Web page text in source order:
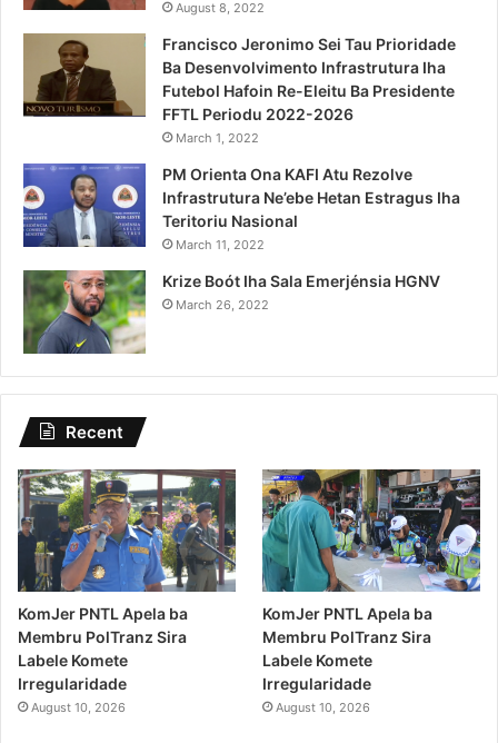
August 8, 2022
Francisco Jeronimo Sei Tau Prioridade
Ba Desenvolvimento Infrastrutura Iha
Futebol Hafoin Re-Eleitu Ba Presidente
FFTL Periodu 2022-2026
March 1, 2022
PM Orienta Ona KAFI Atu Rezolve
Infrastrutura Ne’ebe Hetan Estragus Iha
Teritoriu Nasional
March 11, 2022
Krize Boót Iha Sala Emerjénsia HGNV
March 26, 2022
Recent
KomJer PNTL Apela ba
Membru PolTranz Sira
Labele Komete
Irregularidade
August 10, 2026
KomJer PNTL Apela ba
Membru PolTranz Sira
Labele Komete
Irregularidade
August 10, 2026